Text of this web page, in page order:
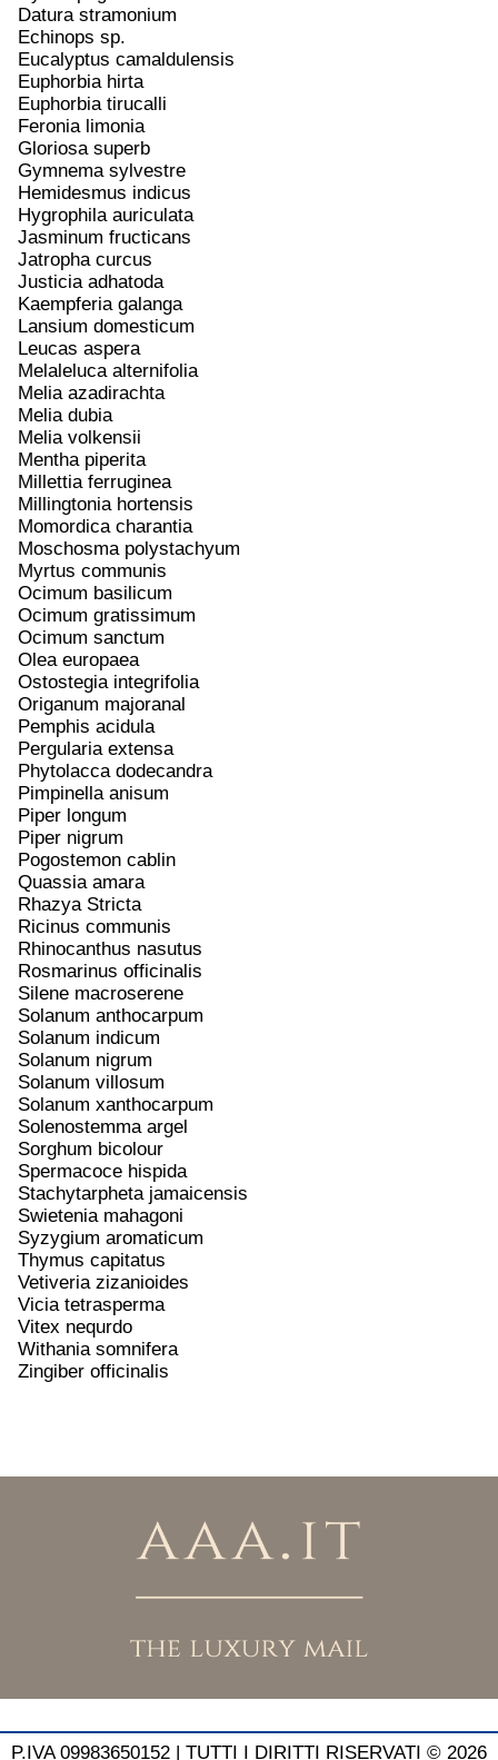
Datura stramonium
Echinops sp.
Eucalyptus camaldulensis
Euphorbia hirta
Euphorbia tirucalli
Feronia limonia
Gloriosa superb
Gymnema sylvestre
Hemidesmus indicus
Hygrophila auriculata
Jasminum fructicans
Jatropha curcus
Justicia adhatoda
Kaempferia galanga
Lansium domesticum
Leucas aspera
Melaleluca alternifolia
Melia azadirachta
Melia dubia
Melia volkensii
Mentha piperita
Millettia ferruginea
Millingtonia hortensis
Momordica charantia
Moschosma polystachyum
Myrtus communis
Ocimum basilicum
Ocimum gratissimum
Ocimum sanctum
Olea europaea
Ostostegia integrifolia
Origanum majoranal
Pemphis acidula
Pergularia extensa
Phytolacca dodecandra
Pimpinella anisum
Piper longum
Piper nigrum
Pogostemon cablin
Quassia amara
Rhazya Stricta
Ricinus communis
Rhinocanthus nasutus
Rosmarinus officinalis
Silene macroserene
Solanum anthocarpum
Solanum indicum
Solanum nigrum
Solanum villosum
Solanum xanthocarpum
Solenostemma argel
Sorghum bicolour
Spermacoce hispida
Stachytarpheta jamaicensis
Swietenia mahagoni
Syzygium aromaticum
Thymus capitatus
Vetiveria zizanioides
Vicia tetrasperma
Vitex nequrdo
Withania somnifera
Zingiber officinalis
P.IVA 09983650152 | TUTTI I DIRITTI RISERVATI © 2026